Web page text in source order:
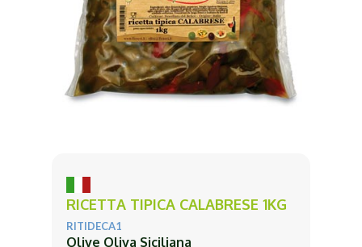
RICETTA TIPICA CALABRESE 1KG
RITIDECA1
Olive Oliva Siciliana